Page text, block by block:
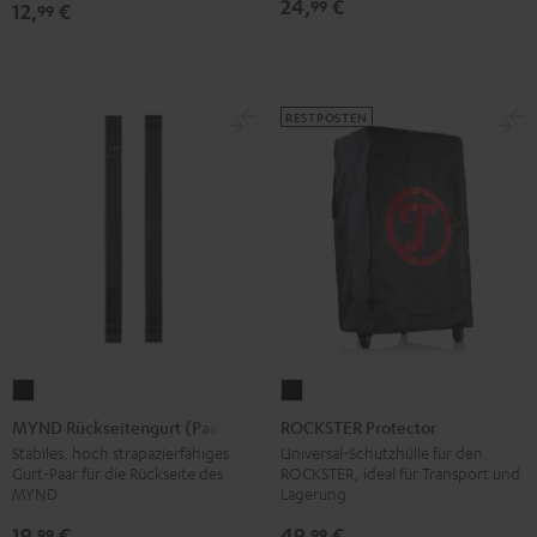
12,99 € 24,99 €
Rückseitengurt
(Paar)
Schwarz
MYND Rückseitengurt (Paar)
Stabiles, hoch strapazierfähiges
Gurt-Paar für die Rückseite des
MYND
Protector
Schwarz
ROCKSTER Protector
Universal-Schutzhülle für den
ROCKSTER, ideal für Transport und
Lagerung
RESTPOSTEN